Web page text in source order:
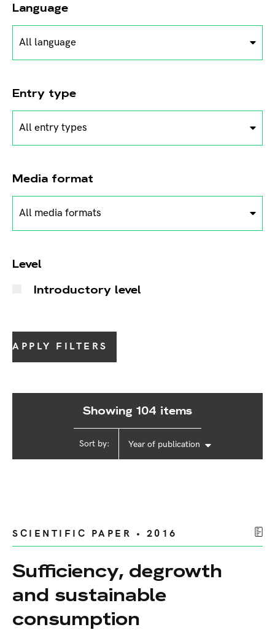
Language
All language
Entry type
All entry types
Media format
All media formats
Level
Introductory level
APPLY FILTERS
Showing 104 items
Sort by: Year of publication
SCIENTIFIC PAPER • 2016
Sufficiency, degrowth
and sustainable
consumption